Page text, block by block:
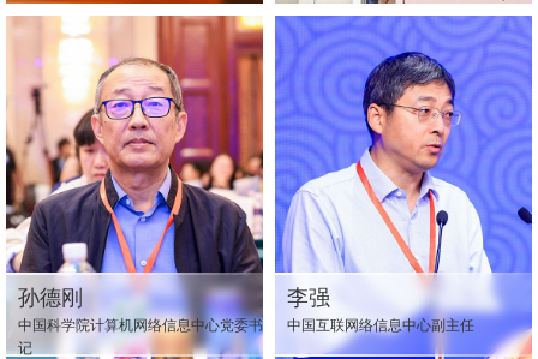
孙德刚
中国科学院计算机网络信息中心党委书
记
李强
中国互联网络信息中心副主任